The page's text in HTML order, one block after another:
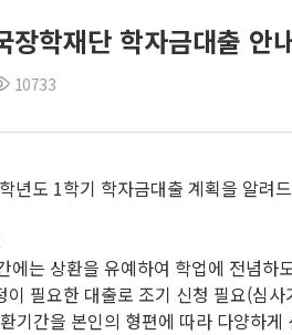
학재단 학자금대출 안
10733
년도 1학기 학자금대출 계획을 알려
에는 상환을 유예하여 학업에 전념
필요한 대출로 조기 신청 필요(심사
기간을 본인의 형편에 따라 다양하